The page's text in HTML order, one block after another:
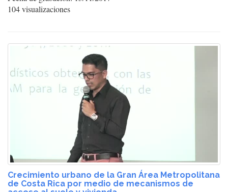
104 visualizaciones
Crecimiento urbano de la Gran Área Metropolitana
de Costa Rica por medio de mecanismos de